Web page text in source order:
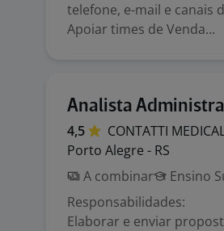
telefone, e-mail e canais
Apoiar times de Venda...
Analista
4,5 CONTATTI
Porto Alegre - RS
A combinar
Ensino
Responsabilidades:
Elaborar e enviar